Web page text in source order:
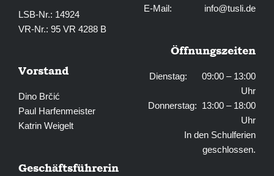
LSB-Nr.: 14924
VR-Nr.: 95 VR 4288 B
Vorstand
Dino Brčić
Paul Harfenmeister
Katrin Weigelt
Geschäftsführerin
E-Mail: info@tusli.de
Öffnungszeiten
Dienstag: 09:00 – 13:00
Uhr
Donnerstag: 13:00 – 18:00
Uhr
In den Schulferien
geschlossen.